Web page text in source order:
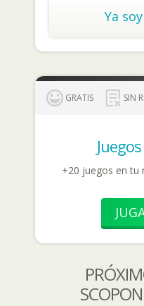
Ya
GRATIS SIN
+20 juegos en tu